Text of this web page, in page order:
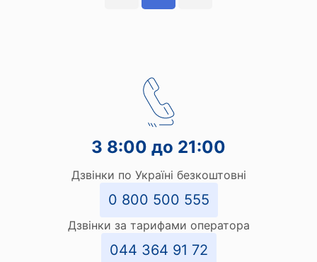
З 8:00 до 21:00
Дзвінки по Україні безкоштовні
0 800 500 555
Дзвінки за тарифами оператора
044 364 91 72